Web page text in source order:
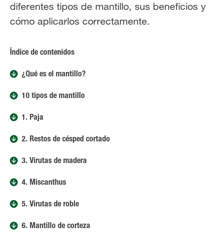
diferentes tipos de mantillo, sus beneficios y
cómo aplicarlos correctamente.
Índice de contenidos
¿Qué es el mantillo?
10 tipos de mantillo
1. Paja
2. Restos de césped cortado
3. Virutas de madera
4. Miscanthus
5. Virutas de roble
6. Mantillo de corteza